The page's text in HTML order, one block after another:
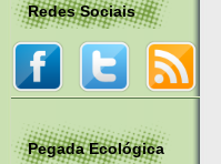
Redes Sociais
Pegada Ecológica